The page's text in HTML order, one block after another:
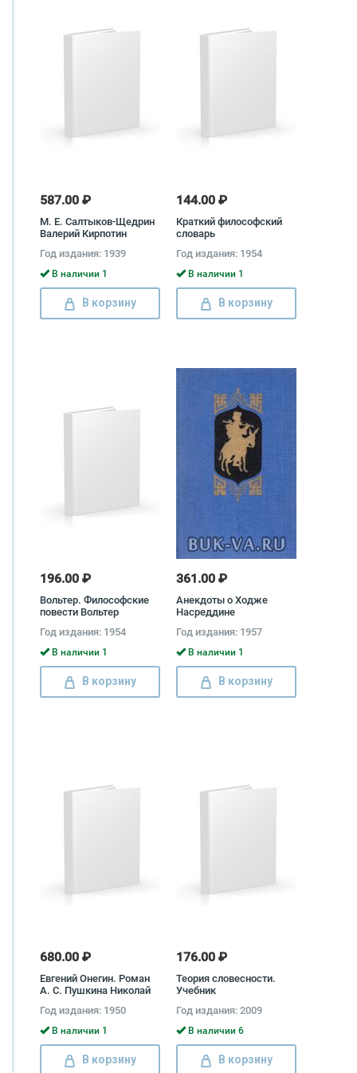
587.00 ₽
М. Е. Салтыков-Щедрин
Валерий Кирпотин
Год издания: 1939
В наличии 1
В корзину
144.00 ₽
Краткий философский
словарь
Год издания: 1954
В наличии 1
В корзину
196.00 ₽
Вольтер. Философские
повести Вольтер
Год издания: 1954
В наличии 1
В корзину
361.00 ₽
Анекдоты о Ходже
Насреддине
Год издания: 1957
В наличии 1
В корзину
680.00 ₽
Евгений Онегин. Роман
А. С. Пушкина Николай
Год издания: 1950
В наличии 1
В корзину
176.00 ₽
Теория словесности.
Учебник
Год издания: 2009
В наличии 6
В корзину